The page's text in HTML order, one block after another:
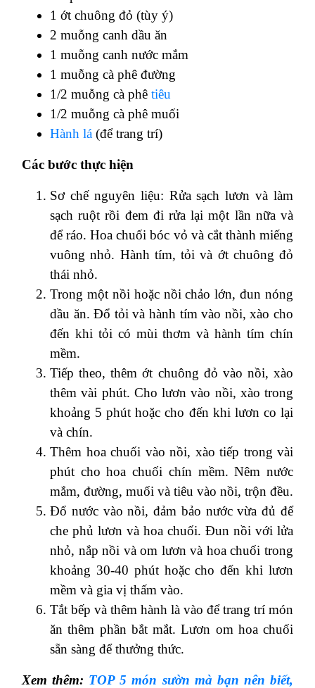
1 ớt chuông đỏ (tùy ý)
2 muỗng canh dầu ăn
1 muỗng canh nước mắm
1 muỗng cà phê đường
1/2 muỗng cà phê tiêu
1/2 muỗng cà phê muối
Hành lá (để trang trí)
Các bước thực hiện
Sơ chế nguyên liệu: Rửa sạch lươn và làm
sạch ruột rồi đem đi rửa lại một lần nữa và
để ráo. Hoa chuối bóc vỏ và cắt thành miếng
vuông nhỏ. Hành tím, tỏi và ớt chuông đỏ
thái nhỏ.
Trong một nồi hoặc nồi chảo lớn, đun nóng
dầu ăn. Đổ tỏi và hành tím vào nồi, xào cho
đến khi tỏi có mùi thơm và hành tím chín
mềm.
Tiếp theo, thêm ớt chuông đỏ vào nồi, xào
thêm vài phút. Cho lươn vào nồi, xào trong
khoảng 5 phút hoặc cho đến khi lươn co lại
và chín.
Thêm hoa chuối vào nồi, xào tiếp trong vài
phút cho hoa chuối chín mềm. Nêm nước
mắm, đường, muối và tiêu vào nồi, trộn đều.
Đổ nước vào nồi, đảm bảo nước vừa đủ để
che phủ lươn và hoa chuối. Đun nồi với lửa
nhỏ, nắp nồi và om lươn và hoa chuối trong
khoảng 30-40 phút hoặc cho đến khi lươn
mềm và gia vị thấm vào.
Tắt bếp và thêm hành là vào để trang trí món
ăn thêm phần bắt mắt. Lươn om hoa chuối
sẵn sàng để thưởng thức.
Xem thêm: TOP 5 món sườn mà bạn nên biết,